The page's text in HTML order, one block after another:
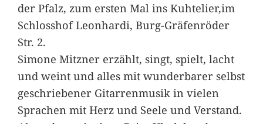
der Pfalz, zum ersten Mal ins Kuhtelier,im
Schlosshof Leonhardi, Burg-Gräfenröder
Str. 2.
Simone Mitzner erzählt, singt, spielt, lacht
und weint und alles mit wunderbarer selbst
geschriebener Gitarrenmusik in vielen
Sprachen mit Herz und Seele und Verstand.